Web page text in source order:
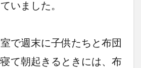
いました。
で週末に子供たちと布団
て朝起きるときには、布